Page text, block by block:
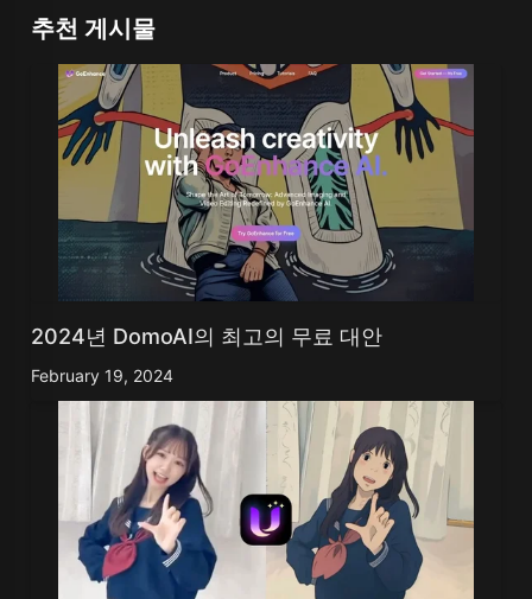
추천 게시물
2024년 DomoAI의 최고의 무료 대안
February 19, 2024